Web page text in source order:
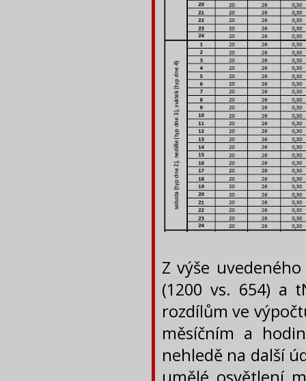
Z výše
(1200 vs. 654) a
rozdílům ve
měsíčním a
nehledě na další